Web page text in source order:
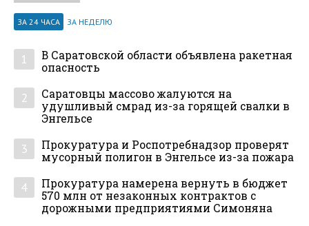
ЗА 24 ЧАСА ЗА НЕДЕЛЮ
1
В Саратовской области объявлена ракетная
опасность
2
Саратовцы массово жалуются на
удушливый смрад из-за горящей свалки в
Энгельсе
3
Прокуратура и Роспотребнадзор проверят
мусорный полигон в Энгельсе из-за пожара
4
Прокуратура намерена вернуть в бюджет
570 млн от незаконных контрактов с
дорожными предприятиями Симоняна